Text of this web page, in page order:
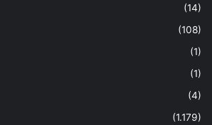
(14)
(108)
(1)
(1)
(4)
(1.179)